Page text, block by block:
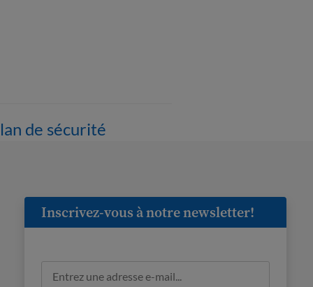
de sécurité
Inscrivez-vous à notre newsletter!